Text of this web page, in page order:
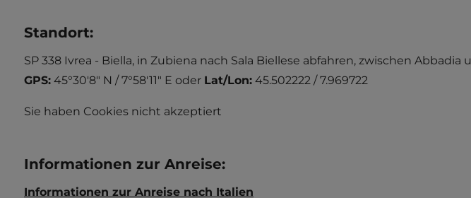
Standort:
SP 338 Ivrea - Biella, in Zubiena nach Sala Biellese abfahren, zwischen Abbadia
GPS: 45°30'8" N / 7°58'11" E oder Lat/Lon: 45.502222 / 7.969722
Sie haben Cookies nicht akzeptiert
Informationen zur Anreise:
Informationen zur Anreise nach Italien